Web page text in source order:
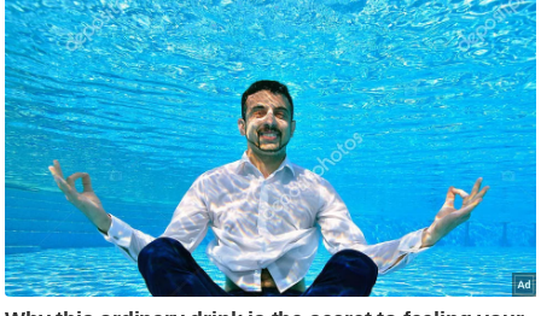
य
प
र
स
मी
क्षा
र्म
ज्यो
ति